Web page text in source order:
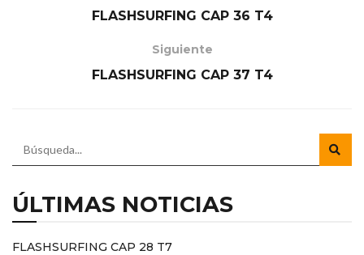
FLASHSURFING CAP 36 T4
Siguiente
FLASHSURFING CAP 37 T4
ÚLTIMAS NOTICIAS
FLASHSURFING CAP 28 T7